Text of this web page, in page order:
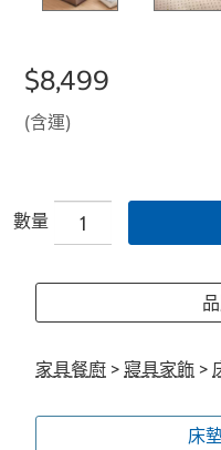
$8,499
(含運)
數量
家具餐廚 > 寢具家飾 >
床